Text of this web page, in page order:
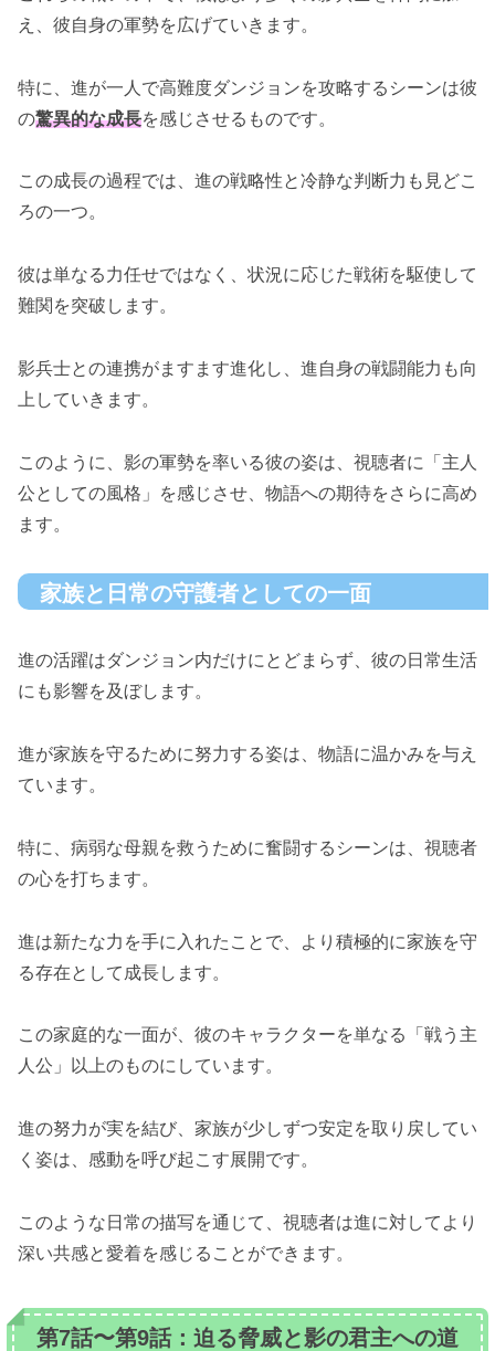
え、彼自身の軍勢を広げていきます。
特に、進が一人で高難度ダンジョンを攻略するシーンは彼
の驚異的な成長を感じさせるものです。
この成長の過程では、進の戦略性と冷静な判断力も見どこ
ろの一つ。
彼は単なる力任せではなく、状況に応じた戦術を駆使して
難関を突破します。
影兵士との連携がますます進化し、進自身の戦闘能力も向
上していきます。
このように、影の軍勢を率いる彼の姿は、視聴者に「主人
公としての風格」を感じさせ、物語への期待をさらに高め
ます。
家族と日常の守護者としての一面
進の活躍はダンジョン内だけにとどまらず、彼の日常生活
にも影響を及ぼします。
進が家族を守るために努力する姿は、物語に温かみを与え
ています。
特に、病弱な母親を救うために奮闘するシーンは、視聴者
の心を打ちます。
進は新たな力を手に入れたことで、より積極的に家族を守
る存在として成長します。
この家庭的な一面が、彼のキャラクターを単なる「戦う主
人公」以上のものにしています。
進の努力が実を結び、家族が少しずつ安定を取り戻してい
く姿は、感動を呼び起こす展開です。
このような日常の描写を通じて、視聴者は進に対してより
深い共感と愛着を感じることができます。
第7話〜第9話：迫る脅威と影の君主への道